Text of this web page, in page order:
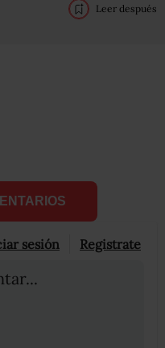
Leer después
sesión Registrate